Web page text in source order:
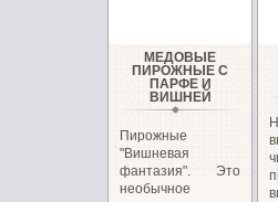
МЕДОВЫЕ
ПИРОЖНЫЕ С
ПАРФЕ И
ВИШНЕЙ
Пирожные
"Вишневая
фантазия". Это
необычное